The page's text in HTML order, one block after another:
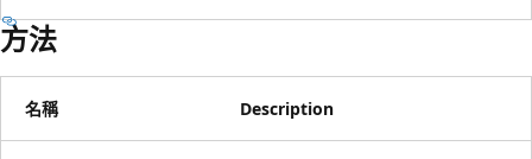
方法
名稱 Description